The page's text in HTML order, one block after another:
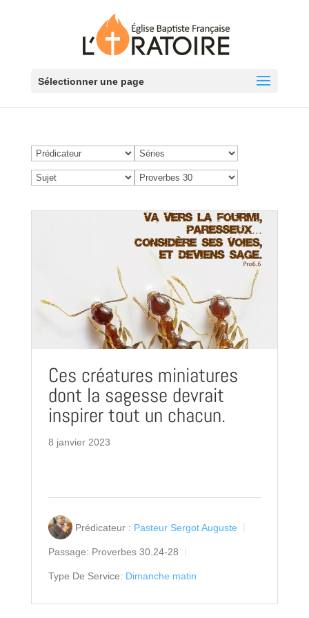
Sélectionner une page
Ces créatures miniatures
dont la sagesse devrait
inspirer tout un chacun.
8 janvier 2023
Prédicateur : Pasteur Sergot Auguste
Passage: Proverbes 30.24-28
Type De Service: Dimanche matin